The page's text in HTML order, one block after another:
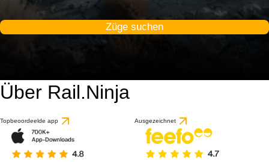
Züge suchen
Über Rail.Ninja
Topbeoordeelde app Ausgezeichnet